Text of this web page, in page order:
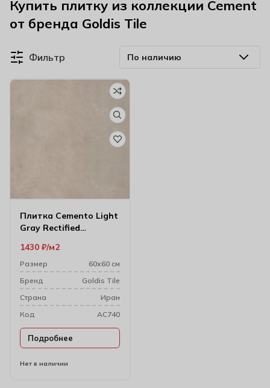
Купить плитку из коллекции Cement
от бренда Goldis Tile
Фильтр
Плитка Cemento Light
Gray Rectified
Нет в наличии
1430 ₽ м2
Размер
60х60 см
Бренд
Goldis Tile
Cтрана
Иран
Код
AC740
Подробнее